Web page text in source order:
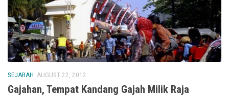
SEJARAH AUGUST 22, 2012
Gajahan, Tempat Kandang Gajah Milik Raja